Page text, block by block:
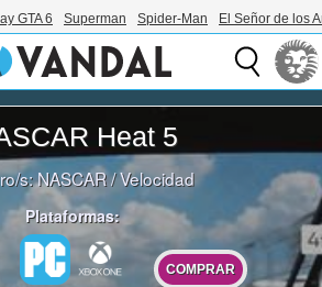
GTA 6 Superman Spider-Man El Señor de los
Heat 5
s:NASCAR/Velocidad
Plataformas:
COMPRAR